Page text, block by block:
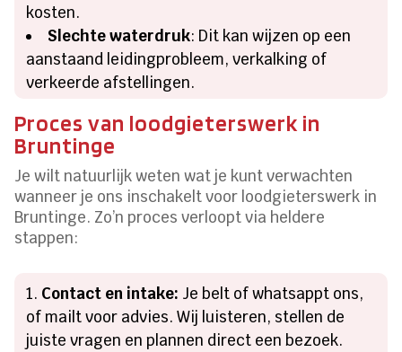
kosten.
Slechte waterdruk: Dit kan wijzen op een
aanstaand leidingprobleem, verkalking of
verkeerde afstellingen.
Proces van loodgieterswerk in
Bruntinge
Je wilt natuurlijk weten wat je kunt verwachten
wanneer je ons inschakelt voor loodgieterswerk in
Bruntinge. Zo’n proces verloopt via heldere
stappen:
Contact en intake: Je belt of whatsappt ons,
of mailt voor advies. Wij luisteren, stellen de
juiste vragen en plannen direct een bezoek.